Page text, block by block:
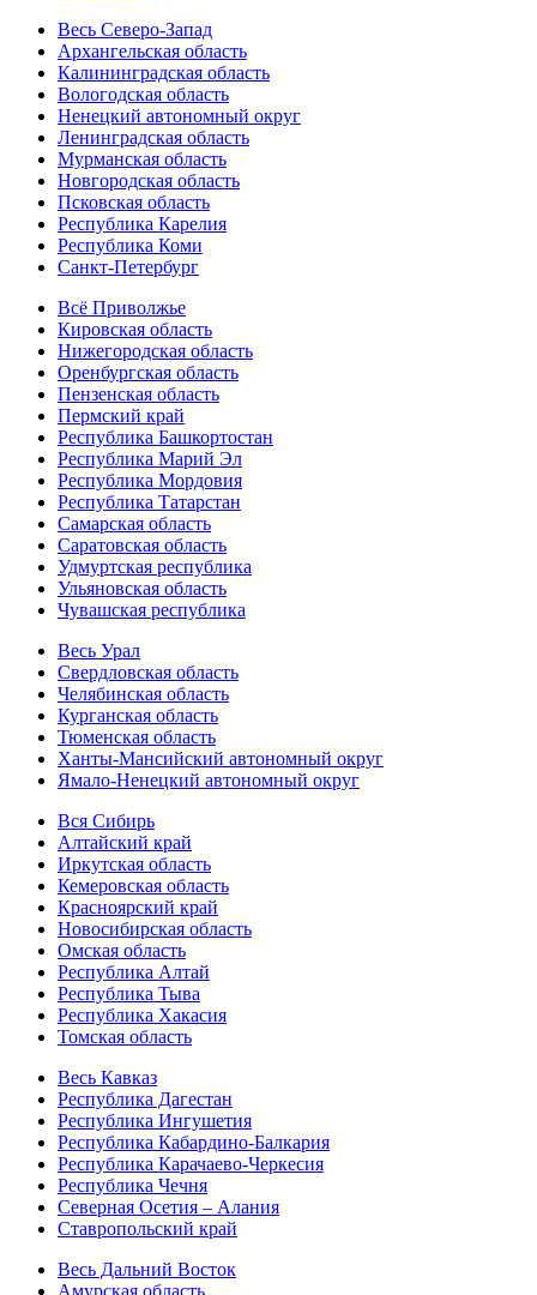
Весь Северо-Запад
Архангельская область
Калининградская область
Вологодская область
Ненецкий автономный округ
Ленинградская область
Мурманская область
Новгородская область
Псковская область
Республика Карелия
Республика Коми
Санкт-Петербург
Всё Приволжье
Кировская область
Нижегородская область
Оренбургская область
Пензенская область
Пермский край
Республика Башкортостан
Республика Марий Эл
Республика Мордовия
Республика Татарстан
Самарская область
Саратовская область
Удмуртская республика
Ульяновская область
Чувашская республика
Весь Урал
Свердловская область
Челябинская область
Курганская область
Тюменская область
Ханты-Мансийский автономный округ
Ямало-Ненецкий автономный округ
Вся Сибирь
Алтайский край
Иркутская область
Кемеровская область
Красноярский край
Новосибирская область
Омская область
Республика Алтай
Республика Тыва
Республика Хакасия
Томская область
Весь Кавказ
Республика Дагестан
Республика Ингушетия
Республика Кабардино-Балкария
Республика Карачаево-Черкесия
Республика Чечня
Северная Осетия – Алания
Ставропольский край
Весь Дальний Восток
Амурская область